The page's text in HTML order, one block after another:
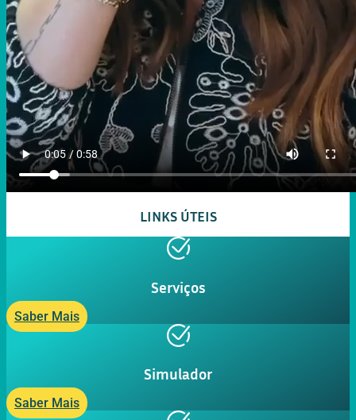
LINKS ÚTEIS
Serviços
Saber Mais
Simulador
Saber Mais